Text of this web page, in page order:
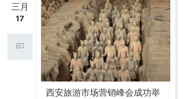
三月
17
西安旅游市场营销峰会成功举